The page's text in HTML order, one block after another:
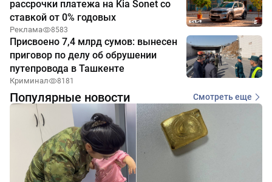
рассрочки платежа на Kia Sonet со
ставкой от 0% годовых
Реклама 8583
Присвоено 7,4 млрд сумов: вынесен
приговор по делу об обрушении
путепровода в Ташкенте
Криминал 8181
Популярные новости Смотреть еще